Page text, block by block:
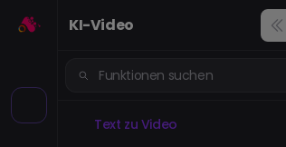
KI-Video
Text zu Video